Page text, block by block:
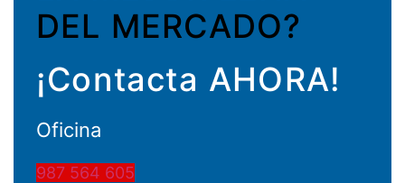
DEL MERCADO?
¡Contacta AHORA!
Oficina
987 564 605